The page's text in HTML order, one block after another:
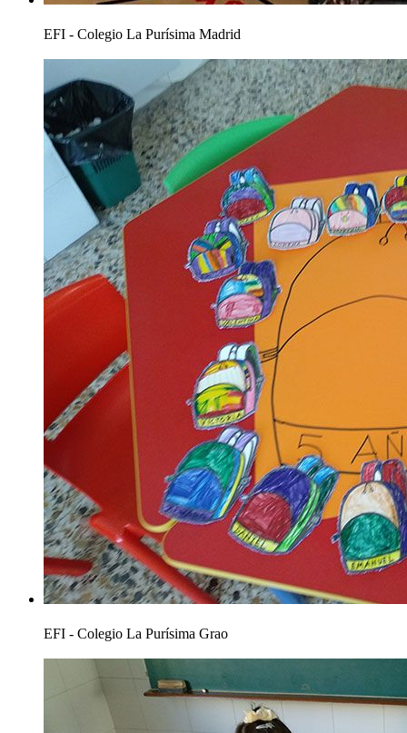
EFI - Colegio La Purísima Madrid
EFI - Colegio La Purísima Grao